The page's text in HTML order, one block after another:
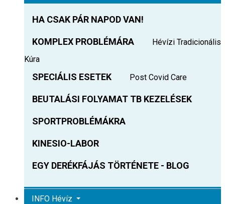
HA CSAK PÁR NAPOD VAN!
KOMPLEX PROBLÉMÁRA
Hévízi Tradicionális
Kúra
SPECIÁLIS ESETEK Post Covid Care
BEUTALÁSI FOLYAMAT TB KEZELÉSEK
SPORTPROBLÉMÁKRA
KINESIO-LABOR
EGY DERÉKFÁJÁS TÖRTÉNETE - BLOG
INFO Hévíz